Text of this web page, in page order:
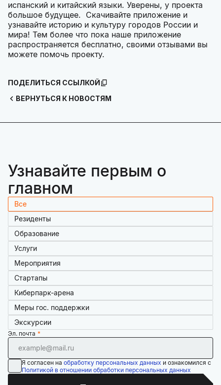
испанский и китайский языки. Уверены, у проекта
большое будущее. Скачивайте приложение и
узнавайте историю и культуру городов России и
мира! Тем более что пока наше приложение
распространяется бесплатно, своими отзывами вы
можете помочь проекту.
ВЕРНУТЬСЯ К НОВОСТЯМ
ПОДЕЛИТЬСЯ ССЫЛКОЙ
Узнавайте первым о
главном
Все
Резиденты
Образование
Услуги
Мероприятия
Стартапы
Киберпарк-арена
Меры гос. поддержки
Экскурсии
Эл. почта
Я согласен на обработку персональных данных и ознакомился с
Политикой в отношении обработки персональных данных